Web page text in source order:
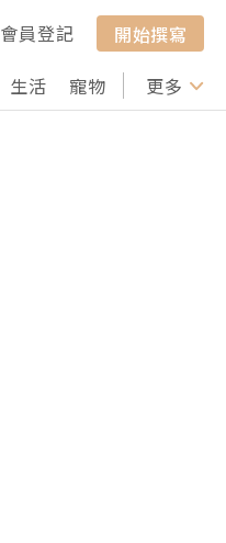
會員登記
開始撰寫
生活 寵物 行山 打卡
更多